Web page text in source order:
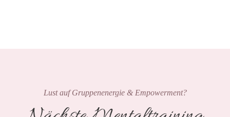
Lust auf Gruppenenergie & Empowerment?